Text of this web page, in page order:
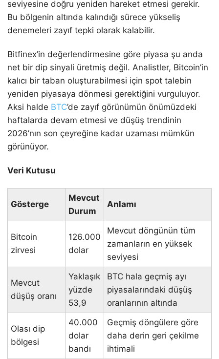
seviyesine doğru yeniden hareket etmesi gerekir.
Bu bölgenin altında kalındığı sürece yükseliş
denemeleri zayıf tepki olarak kalabilir.
Bitfinex’in değerlendirmesine göre piyasa şu anda
net bir dip sinyali üretmiş değil. Analistler, Bitcoin’in
kalıcı bir taban oluşturabilmesi için spot talebin
yeniden piyasaya dönmesi gerektiğini vurguluyor.
Aksi halde BTC’de zayıf görünümün önümüzdeki
haftalarda devam etmesi ve düşüş trendinin
2026’nın son çeyreğine kadar uzaması mümkün
görünüyor.
Veri Kutusu
Gösterge
Mevcut
Durum
Anlamı
Bitcoin
zirvesi
126.000
dolar
Mevcut döngünün tüm
zamanların en yüksek
seviyesi
Mevcut
düşüş oranı
Yaklaşık
yüzde
53,9
BTC hala geçmiş ayı
piyasalarındaki düşüş
oranlarının altında
Olası dip
bölgesi
40.000
dolar
bandı
Geçmiş döngülere göre
daha derin geri çekilme
ihtimali